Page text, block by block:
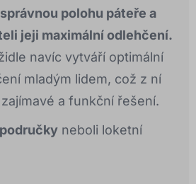
správnou polohu páteře a
jeji maximální odlehčení.
navíc vytváří optimální
mladým lidem, což z ní
a funkční řešení.
neboli loketní